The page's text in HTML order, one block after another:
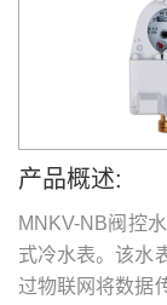
产品概述:
MNKV-NB阀控
式冷水表。该水
过物联网将数据